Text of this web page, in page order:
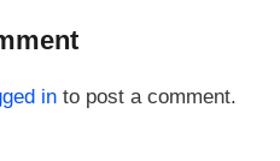
in to post a comment.